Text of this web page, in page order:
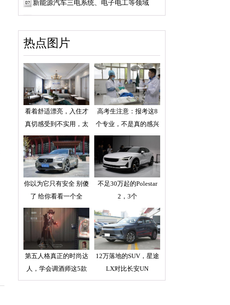
新能源汽车三电系统、电子电工等领域
热点图片
看着舒适漂亮，入住才
真切感受到不实用，太
高考生注意：报考这8
个专业，不是真的感兴
你以为它只有安全 别傻
了 给你看看一个全
不足30万起的Polestar
2，3个
第五人格真正的时尚达
人，学会调酒师这5款
12万落地的SUV，星途
LX对比长安UN